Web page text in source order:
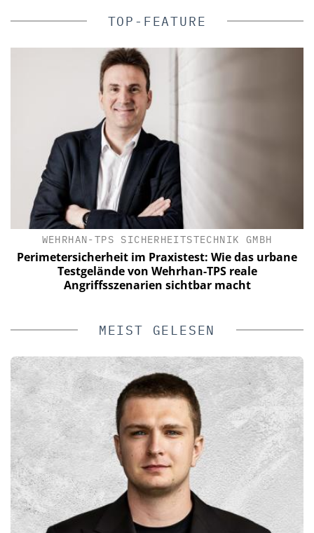
TOP-FEATURE
GMBH
Wie das urbane
Wehrhan-TPS reale
sichtbar macht
ASSA ABLOY
Schließtechnik im
MEIST GELESEN